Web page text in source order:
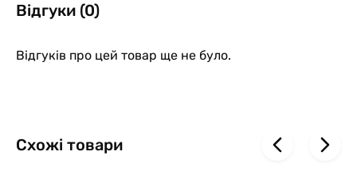
лимонен, ліналоол, цитраль, СІ 18050, СІ 19140.
Відгуки (0)
Відгуків про цей товар ще не було.
Схожі товари